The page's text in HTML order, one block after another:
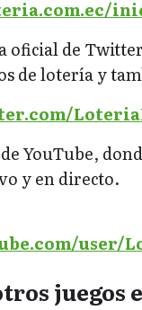
oficial de
de lotería y
YouTube,
y en directo.
user/
juegos